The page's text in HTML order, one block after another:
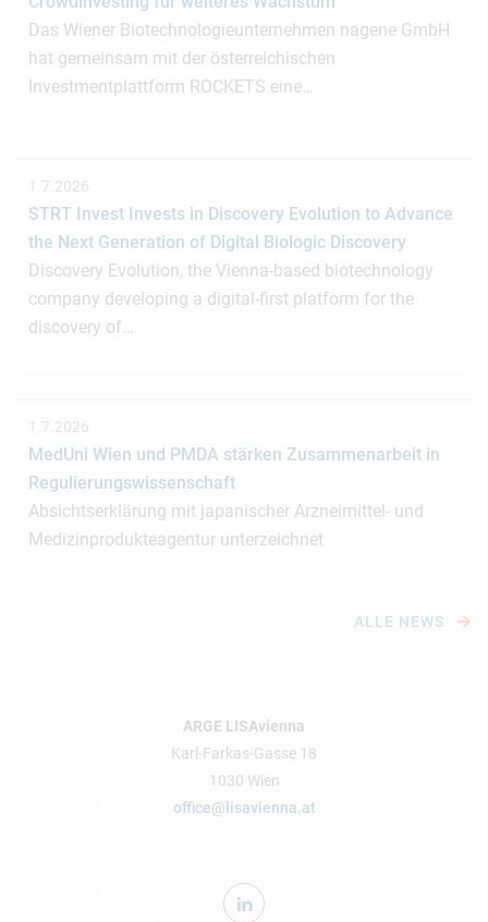
Das Wiener Biotechnologieunternehmen nagene GmbH
hat gemeinsam mit der österreichischen
Investmentplattform ROCKETS eine…
1.7.2026
STRT Invest Invests in Discovery Evolution to Advance
the Next Generation of Digital Biologic Discovery
Discovery Evolution, the Vienna-based biotechnology
company developing a digital-first platform for the
discovery of…
1.7.2026
MedUni Wien und PMDA stärken Zusammenarbeit in
Regulierungswissenschaft
Absichtserklärung mit japanischer Arzneimittel- und
Medizinprodukteagentur unterzeichnet
ALLE NEWS
ARGE LISAvienna
Karl-Farkas-Gasse 18
1030 Wien
office@lisavienna.at